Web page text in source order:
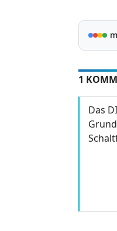
1
Das